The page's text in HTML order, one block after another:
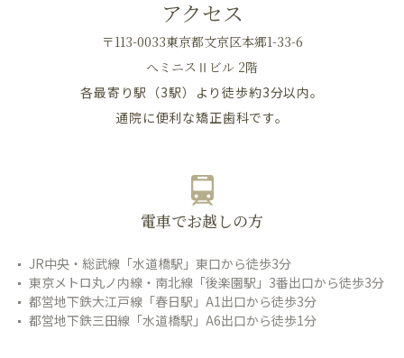
アクセス
〒113-0033東京都文京区本郷1-33-6
へミニスⅡビル 2階
各最寄り駅（3駅）より徒歩約3分以内。
通院に便利な矯正歯科です。
電車でお越しの方
JR中央・総武線「水道橋駅」東口から徒歩3分
東京メトロ丸ノ内線・南北線「後楽園駅」3番出口から徒歩3分
都営地下鉄大江戸線「春日駅」A1出口から徒歩3分
都営地下鉄三田線「水道橋駅」A6出口から徒歩1分